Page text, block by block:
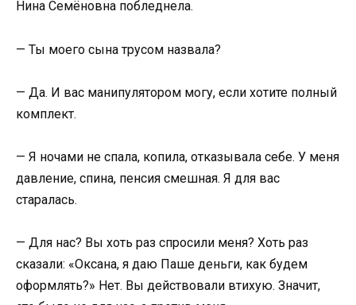
Нина Семёновна побледнела.
— Ты моего сына трусом назвала?
— Да. И вас манипулятором могу, если хотите полный
комплект.
— Я ночами не спала, копила, отказывала себе. У меня
давление, спина, пенсия смешная. Я для вас
старалась.
— Для нас? Вы хоть раз спросили меня? Хоть раз
сказали: «Оксана, я даю Паше деньги, как будем
оформлять?» Нет. Вы действовали втихую. Значит,